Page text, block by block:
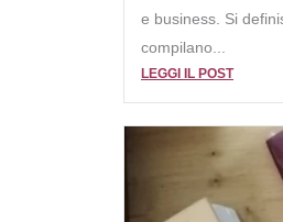
e business. Si
compilano...
LEGGI IL POST